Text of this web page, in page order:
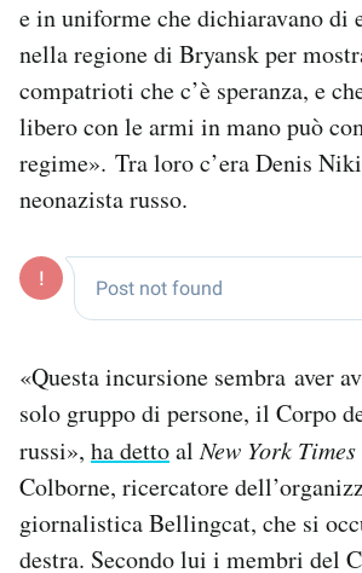
e in uniforme che dichiaravano di
nella regione di Bryansk per
compatrioti che c’è speranza, e
libero con le armi in mano può
regime». Tra loro c’era Denis
neonazista russo.
«Questa incursione sembra aver
solo gruppo di persone, il Corpo
russi», ha dettoalNew York Times
Colborne, ricercatore
giornalistica Bellingcat, che si
destra. Secondo lui i membri del